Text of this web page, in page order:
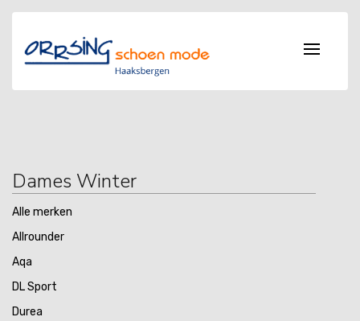
Dames Winter
Alle merken
Allrounder
Aqa
DL Sport
Durea